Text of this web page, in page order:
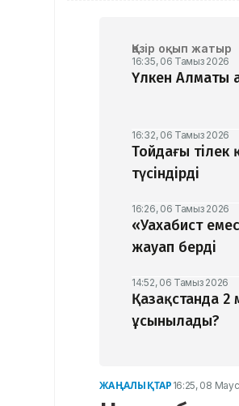
Қазір оқып жатыр
16:35, 06 Тамыз 2026
Үлкен Алматы
16:32, 06 Тамыз 2026
Тойдағы тілек
түсіндірді
16:26, 06 Тамыз 2026
«Уахабист
жауап берді
14:52, 06 Тамыз 2026
Қазақстанда
ұсынылады?
ЖАҢАЛЫҚТАР 16:25, 08